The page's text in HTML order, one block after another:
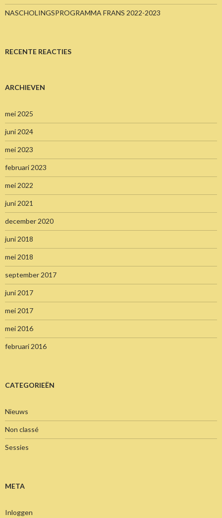
NASCHOLINGSPROGRAMMA FRANS 2022-2023
RECENTE REACTIES
ARCHIEVEN
mei 2025
juni 2024
mei 2023
februari 2023
mei 2022
juni 2021
december 2020
juni 2018
mei 2018
september 2017
juni 2017
mei 2017
mei 2016
februari 2016
CATEGORIEËN
Nieuws
Non classé
Sessies
META
Inloggen